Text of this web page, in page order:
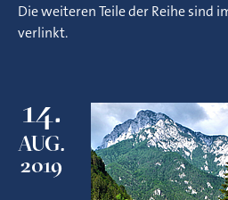
Die weiteren Teile der Reihe sind
verlinkt.
14.
AUG.
2019